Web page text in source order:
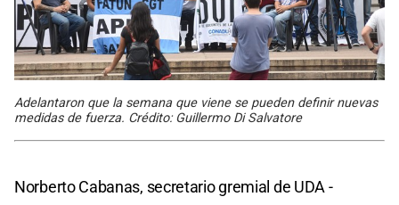
Adelantaron que la semana que viene se pueden definir nuevas
medidas de fuerza. Crédito: Guillermo Di Salvatore
Norberto Cabanas, secretario gremial de UDA -